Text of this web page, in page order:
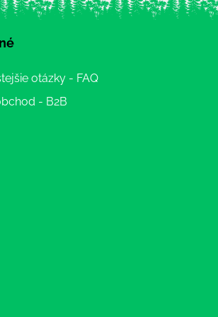
otázky - FAQ
- B2B